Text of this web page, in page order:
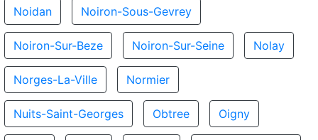
Noidan Noiron-Sous-Gevrey
Noiron-Sur-Beze Noiron-Sur-Seine Nolay
Norges-La-Ville Normier
Nuits-Saint-Georges Obtree Oigny